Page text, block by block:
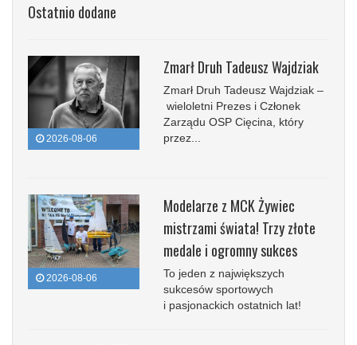
Ostatnio dodane
2026-08-06
Zmarł Druh Tadeusz Wajdziak
Zmarł Druh Tadeusz Wajdziak –
wieloletni Prezes i Członek
Zarządu OSP Cięcina, który
przez...
2026-08-06
Modelarze z MCK Żywiec
mistrzami świata! Trzy złote
medale i ogromny sukces
To jeden z największych
sukcesów sportowych
i pasjonackich ostatnich lat!